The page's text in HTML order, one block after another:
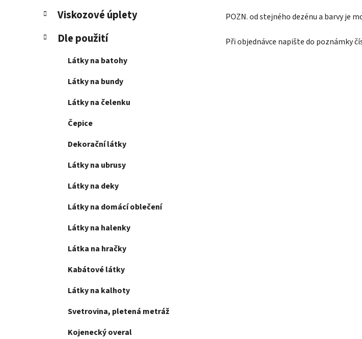
Viskozové úplety
Dle použití
Látky na batohy
Látky na bundy
Látky na čelenku
Čepice
Dekorační látky
Látky na ubrusy
Látky na deky
Látky na domácí oblečení
Látky na halenky
Látka na hračky
Kabátové látky
Látky na kalhoty
Svetrovina, pletená metráž
Kojenecký overal
POZN.od stejného dezénu a barvy je
Při objednávce napište do poznámky